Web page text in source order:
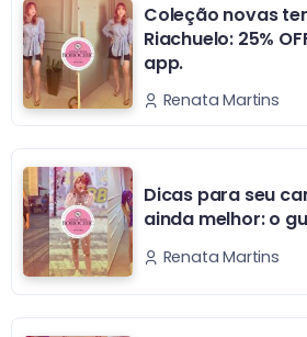
Coleção novas
Riachuelo: 25%
app.
Renata Martins
Dicas para seu
ainda melhor: o
Renata Martins